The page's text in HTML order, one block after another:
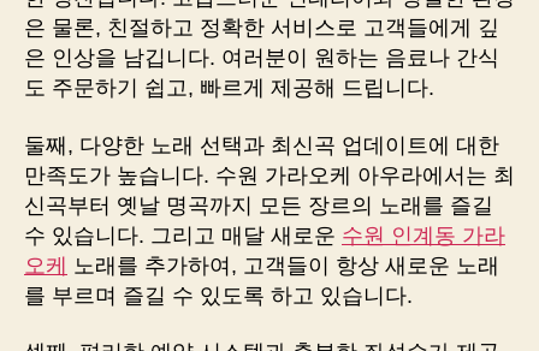
은 물론, 친절하고 정확한 서비스로 고객들에게 깊
은 인상을 남깁니다. 여러분이 원하는 음료나 간식
도 주문하기 쉽고, 빠르게 제공해 드립니다.
둘째, 다양한 노래 선택과 최신곡 업데이트에 대한
만족도가 높습니다. 수원 가라오케 아우라에서는 최
신곡부터 옛날 명곡까지 모든 장르의 노래를 즐길
수 있습니다. 그리고 매달 새로운 수원 인계동 가라
오케 노래를 추가하여, 고객들이 항상 새로운 노래
를 부르며 즐길 수 있도록 하고 있습니다.